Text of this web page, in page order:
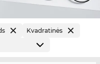
Kvadratinės